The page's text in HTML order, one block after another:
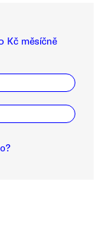
Kč měsíčně